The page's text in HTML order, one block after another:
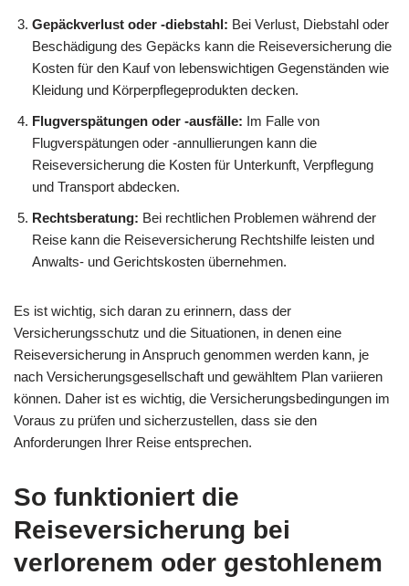
Gepäckverlust oder -diebstahl: Bei Verlust, Diebstahl oder
Beschädigung des Gepäcks kann die Reiseversicherung die
Kosten für den Kauf von lebenswichtigen Gegenständen wie
Kleidung und Körperpflegeprodukten decken.
Flugverspätungen oder -ausfälle: Im Falle von
Flugverspätungen oder -annullierungen kann die
Reiseversicherung die Kosten für Unterkunft, Verpflegung
und Transport abdecken.
Rechtsberatung: Bei rechtlichen Problemen während der
Reise kann die Reiseversicherung Rechtshilfe leisten und
Anwalts- und Gerichtskosten übernehmen.
Es ist wichtig, sich daran zu erinnern, dass der
Versicherungsschutz und die Situationen, in denen eine
Reiseversicherung in Anspruch genommen werden kann, je
nach Versicherungsgesellschaft und gewähltem Plan variieren
können. Daher ist es wichtig, die Versicherungsbedingungen im
Voraus zu prüfen und sicherzustellen, dass sie den
Anforderungen Ihrer Reise entsprechen.
So funktioniert die
Reiseversicherung bei
verlorenem oder gestohlenem